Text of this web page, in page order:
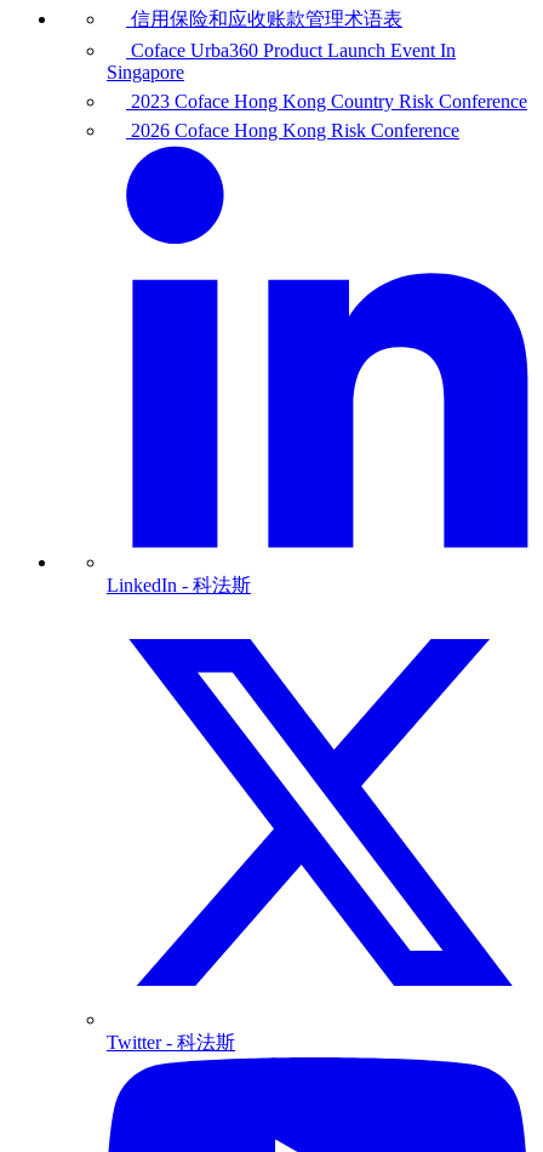
信用保险和应收账款管理术语表
Coface Urba360 Product Launch Event In
Singapore
2023 Coface Hong Kong Country Risk Conference
2026 Coface Hong Kong Risk Conference
LinkedIn - 科法斯
Twitter- 科法斯